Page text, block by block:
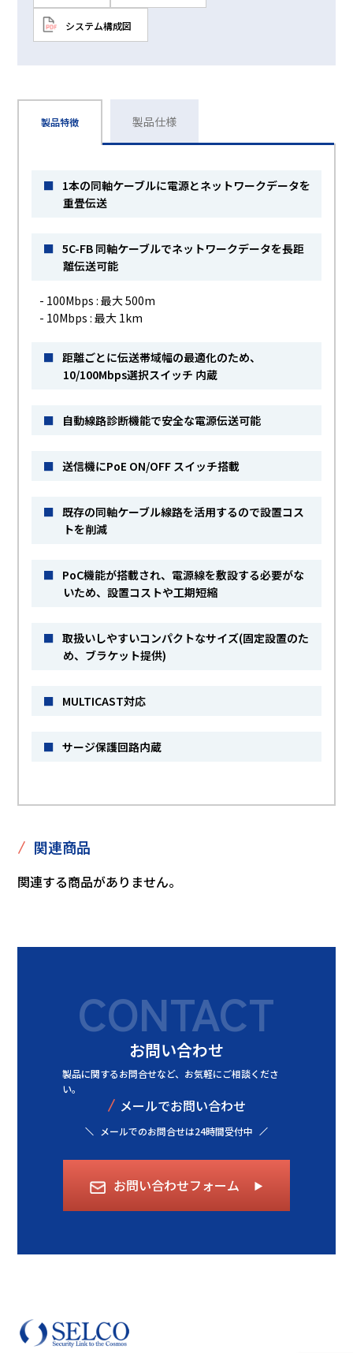
システム構成図
製品特徴 製品仕様
■ 1本の同軸ケーブルに電源とネットワークデータを
重畳伝送
■ 5C-FB 同軸ケーブルでネットワークデータを長距
離伝送可能
- 100Mbps : 最大 500m
- 10Mbps : 最大 1km
■ 距離ごとに伝送帯域幅の最適化のため、
10/100Mbps選択スイッチ 内蔵
■ 自動線路診断機能で安全な電源伝送可能
■ 送信機にPoE ON/OFF スイッチ搭載
■ 既存の同軸ケーブル線路を活用するので設置コス
トを削減
■ PoC機能が搭載され、電源線を敷設する必要がな
いため、設置コストや工期短縮
■ 取扱いしやすいコンパクトなサイズ(固定設置のた
め、ブラケット提供)
■ MULTICAST対応
■ サージ保護回路内蔵
/ 関連商品
関連する商品がありません。
CONTACT
お問い合わせ
製品に関するお問合せなど、 お気軽にご相談くださ
い。
/ メールでお問い合わせ
メールでのお問合せは24時間受付中
お問い合わせフォーム ▶︎